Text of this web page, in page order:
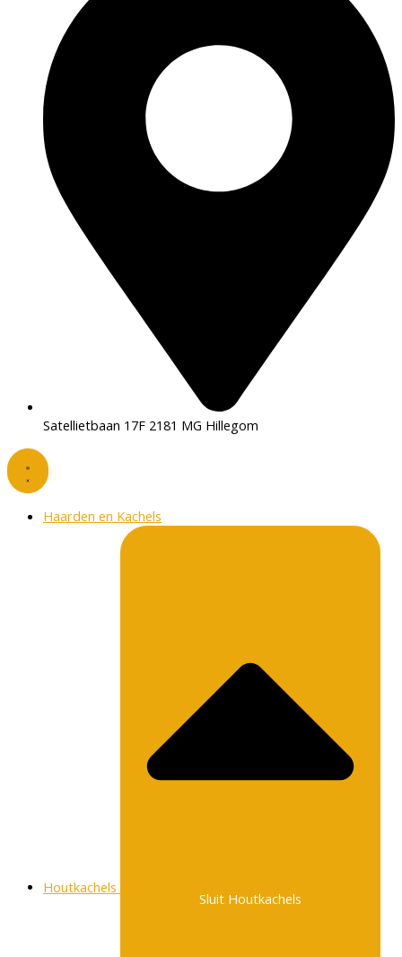
Satellietbaan 17F 2181 MG Hillegom
Haarden en Kachels
Houtkachels
Sluit Houtkachels